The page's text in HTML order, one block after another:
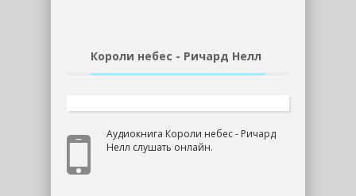
Короли небес - Ричард Нелл
Аудиокнига Короли небес - Ричард
Нелл слушать онлайн.